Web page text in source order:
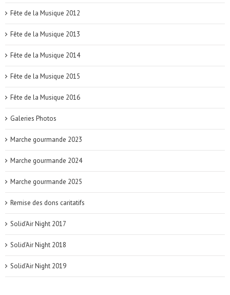
Fête de la Musique 2012
Fête de la Musique 2013
Fête de la Musique 2014
Fête de la Musique 2015
Fête de la Musique 2016
Galeries Photos
Marche gourmande 2023
Marche gourmande 2024
Marche gourmande 2025
Remise des dons caritatifs
Solid'Air Night 2017
Solid'Air Night 2018
Solid'Air Night 2019